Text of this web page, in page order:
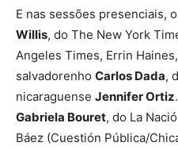
E nas sessões presenciais,
Willis, do The New York
Angeles Times, Errin
salvadorenho Carlos Dada,
nicaraguense Jennifer Ortiz
Gabriela Bouret, do La
Báez (Cuestión Pública/